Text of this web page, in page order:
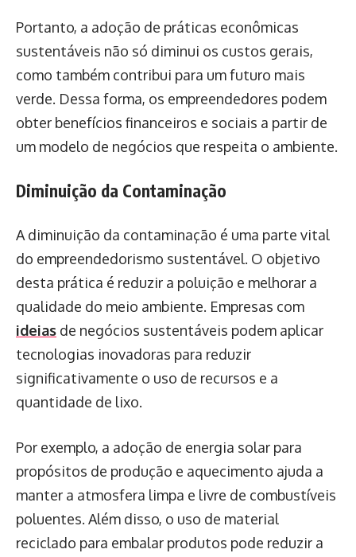
Portanto, a adoção de práticas econômicas
sustentáveis não só diminui os custos gerais,
como também contribui para um futuro mais
verde. Dessa forma, os empreendedores podem
obter benefícios financeiros e sociais a partir de
um modelo de negócios que respeita o ambiente.
Diminuição da Contaminação
A diminuição da contaminação é uma parte vital
do empreendedorismo sustentável. O objetivo
desta prática é reduzir a poluição e melhorar a
qualidade do meio ambiente. Empresas com
ideias de negócios sustentáveis podem aplicar
tecnologias inovadoras para reduzir
significativamente o uso de recursos e a
quantidade de lixo.
Por exemplo, a adoção de energia solar para
propósitos de produção e aquecimento ajuda a
manter a atmosfera limpa e livre de combustíveis
poluentes. Além disso, o uso de material
reciclado para embalar produtos pode reduzir a